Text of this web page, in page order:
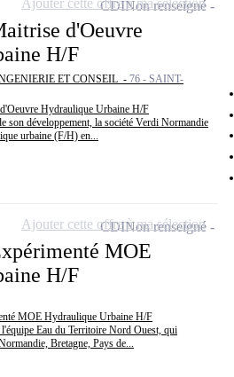
d'Oeuvre
H/F
ET CONSEIL - 76 - SAINT-
Hydraulique Urbaine H/F
son développement, la société Verdi Normandie
urbaine (F/H) en...
CDINon renseigné
Ajouter cette offre à ma sélection
MOE
H/F
MOE Hydraulique Urbaine H/F
Eau du Territoire Nord Ouest, qui
Bretagne, Pays de...
CDINon renseigné
Ajouter cette offre à ma sélection